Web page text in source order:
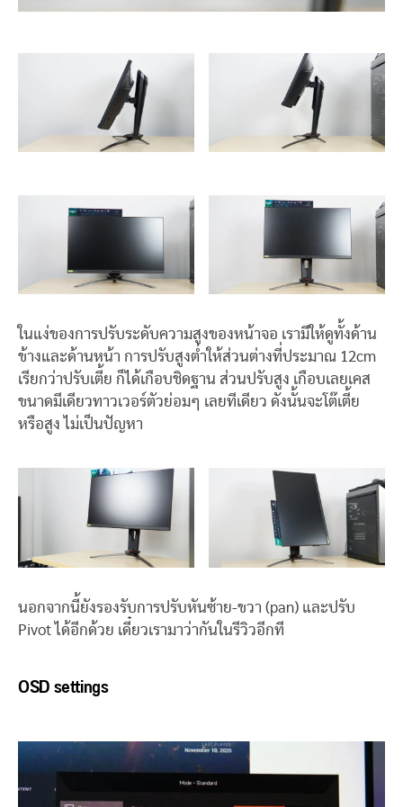
ในแง่ของการปรับระดับความสูงของหน้าจอ เรามีให้ดูทั้งด้าน
ข้างและด้านหน้า การปรับสูงต่ำให้ส่วนต่างที่ประมาณ 12cm
เรียกว่าปรับเตี้ย ก็ได้เกือบชิดฐาน ส่วนปรับสูง เกือบเลยเคส
ขนาดมีเดียวทาวเวอร์ตัวย่อมๆ เลยทีเดียว ดังนั้นจะโต๊เตี้ย
หรือสูง ไม่เป็นปัญหา
นอกจากนี้ยังรองรับการปรับหันซ้าย-ขวา (pan) และปรับ
Pivot ได้อีกด้วย เดี๋ยวเรามาว่ากันในรีวิวอีกที
OSD settings